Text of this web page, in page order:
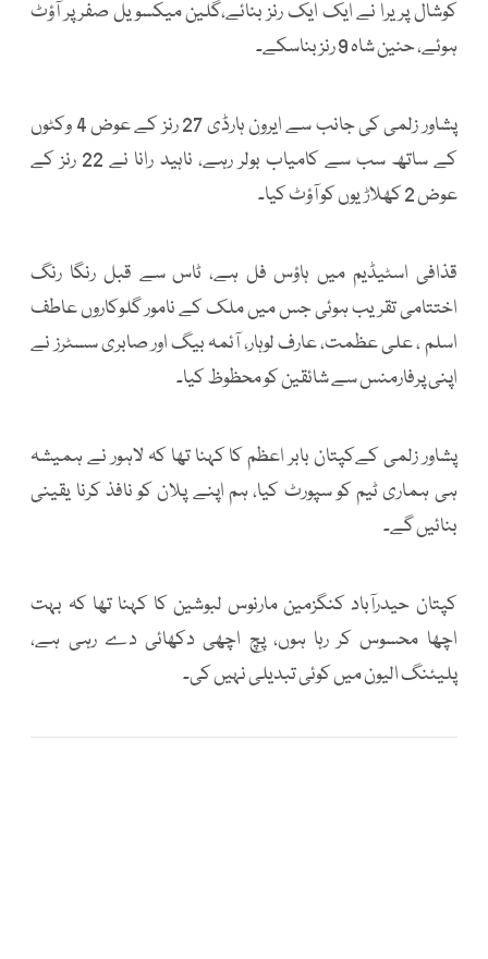
کوشال پریرا نے ایک ایک رنز بنائے،گلین میکسویل صفرپر آؤٹ
ہوئے، حنین شاہ 9 رنز بناسکے۔
پشاور زلمی کی جانب سے ایرون ہارڈی 27 رنز کے عوض 4 وکٹوں
کے ساتھ سب سے کامیاب بولر رہے، ناہید رانا نے 22 رنز کے
عوض 2 کھلاڑیوں کو آؤٹ کیا۔
قذافی اسٹیڈیم میں ہاؤس فل ہے، ٹاس سے قبل رنگا رنگ
اختتامی تقریب ہوئی جس میں ملک کے نامور گلوکاروں عاطف
اسلم ، علی عظمت، عارف لوہار، آئمہ بیگ اور صابری سسٹرز نے
اپنی پرفارمنس سے شائقین کو محظوظ کیا۔
پشاور زلمی کےکپتان بابر اعظم کا کہنا تھا کہ لاہور نے ہمیشہ
ہی ہماری ٹیم کو سپورٹ کیا، ہم اپنے پلان کو نافذ کرنا یقینی
بنائیں گے۔
کپتان حیدرآباد کنگزمین مارنوس لبوشین کا کہنا تھا کہ بہت
اچھا محسوس کر رہا ہوں، پچ اچھی دکھائی دے رہی ہے،
پلیئنگ الیون میں کوئی تبدیلی نہیں کی۔